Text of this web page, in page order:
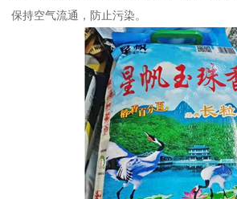
保持空气流通，防止污染。